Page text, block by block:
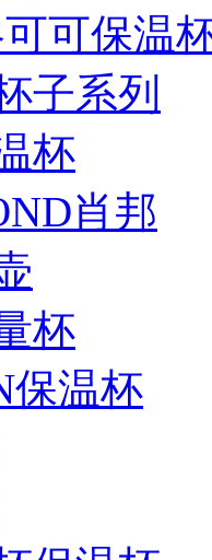
可保温
子系列
杯
肖邦
杯
保温杯